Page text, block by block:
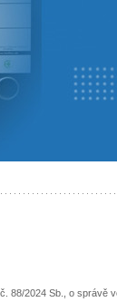
2024 Sb., o správě